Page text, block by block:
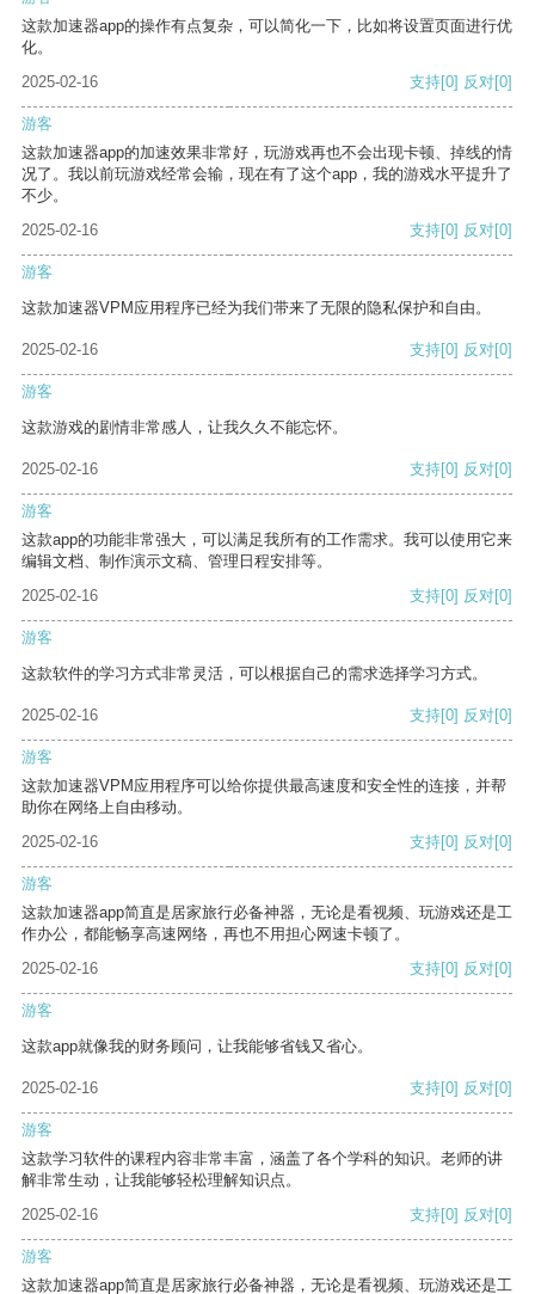
这款加速器app的操作有点复杂，可以简化一下，比如将设置页面进行优
化。
2025-02-16
支持[0] 反对[0]
游客
这款加速器app的加速效果非常好，玩游戏再也不会出现卡顿、掉线的情
况了。我以前玩游戏经常会输，现在有了这个app，我的游戏水平提升了
不少。
2025-02-16
支持[0] 反对[0]
游客
这款加速器VPM应用程序已经为我们带来了无限的隐私保护和自由。
2025-02-16 支持[0] 反对[0]
游客
这款游戏的剧情非常感人，让我久久不能忘怀。
2025-02-16 支持[0] 反对[0]
游客
这款app的功能非常强大，可以满足我所有的工作需求。我可以使用它来
编辑文档、制作演示文稿、管理日程安排等。
2025-02-16
支持[0] 反对[0]
游客
这款软件的学习方式非常灵活，可以根据自己的需求选择学习方式。
2025-02-16 支持[0] 反对[0]
游客
这款加速器VPM应用程序可以给你提供最高速度和安全性的连接，并帮
助你在网络上自由移动。
2025-02-16
支持[0] 反对[0]
游客
这款加速器app简直是居家旅行必备神器，无论是看视频、玩游戏还是工
作办公，都能畅享高速网络，再也不用担心网速卡顿了。
2025-02-16
支持[0] 反对[0]
游客
这款app就像我的财务顾问，让我能够省钱又省心。
2025-02-16 支持[0] 反对[0]
游客
这款学习软件的课程内容非常丰富，涵盖了各个学科的知识。老师的讲
解非常生动，让我能够轻松理解知识点。
2025-02-16
支持[0] 反对[0]
游客
这款加速器app简直是居家旅行必备神器，无论是看视频、玩游戏还是工